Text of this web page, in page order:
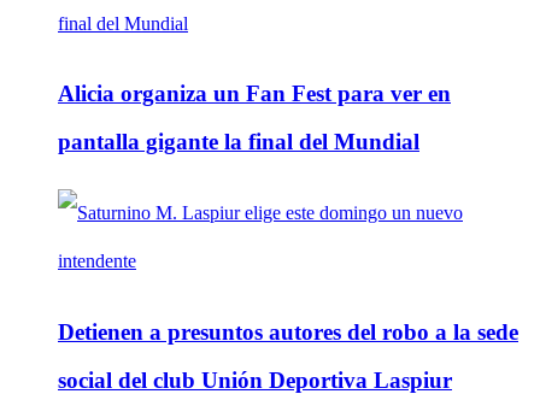
Alicia organiza un Fan Fest para ver en
pantalla gigante la final del Mundial
Detienen a presuntos autores del robo a la sede
social del club Unión Deportiva Laspiur